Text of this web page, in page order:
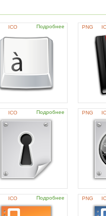
ICO Подробнее PNG
ICO Подробнее PNG
ICO Подробнее PNG